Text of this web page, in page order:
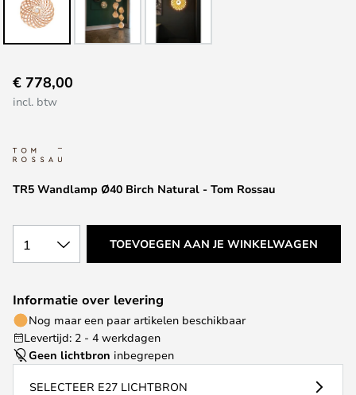
naar
het
van
de
afbeeldingen-
TR5 Wandlamp Ø40 Birch Natural - Tom Rossau
€ 778,00
incl. btw
1 TOEVOEGEN AAN JE WINKELWAGEN
Informatie over levering
Nog maar een paar artikelen beschikbaar
Levertijd: 2 - 4 werkdagen
Geen lichtbron inbegrepen
SELECTEER E27 LICHTBRON